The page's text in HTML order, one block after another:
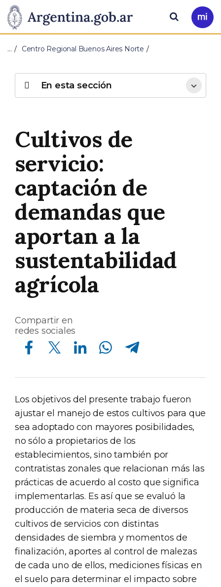
Presidencia
de
Nación
Pasar al contenido principal
Ir
a
Buscar
… Centro Regional Buenos Aires Norte
Cultivos de
servicio:
captación de
demandas que
aportan a la
sustentabilidad
agrícola
Compartir en
redes sociales
Compartir en Facebook Compartir en Twitter Compartir en Linkedin Compartir en Whatsapp Compartir en Telegram
Los objetivos del presente trabajo fueron
ajustar el manejo de estos cultivos para que
sea adoptado con mayores posibilidades,
no sólo a propietarios de los
establecimientos, sino también por
contratistas zonales que relacionan más las
prácticas de acuerdo al costo que significa
implementarlas. Es así que se evaluó la
producción de materia seca de diversos
cultivos de servicios con distintas
densidades de siembra y momentos de
finalización, aportes al control de malezas
de cada uno de ellos, mediciones físicas en
el suelo para determinar el impacto sobre
En esta sección